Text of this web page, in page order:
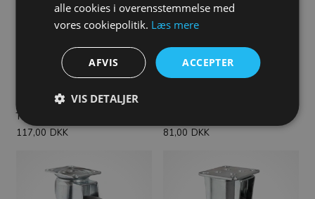
Apparathjul, 100 mm, Drejehjul
med bremse, Plade, Kugleleje,
TPR, 100 kg, 95 shore
117,00 DKK
81,00 DKK
alle cookies i overensstemmelse med
vores cookiepolitik. Læs mere
ACCEPTER
AFVIS
VIS DETALJER